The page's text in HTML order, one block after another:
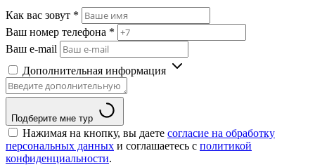
Как вас зовут *
Ваш номер телефона *
Ваш e-mail
Дополнительная информация
Подберите мне тур
Нажимая на кнопку, вы даете согласие на обработку
персональных данных и соглашаетесь c политикой
конфиденциальности.